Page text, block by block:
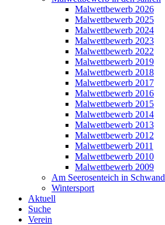
Malwettbewerb 2026
Malwettbewerb 2025
Malwettbewerb 2024
Malwettbewerb 2023
Malwettbewerb 2022
Malwettbewerb 2019
Malwettbewerb 2018
Malwettbewerb 2017
Malwettbewerb 2016
Malwettbewerb 2015
Malwettbewerb 2014
Malwettbewerb 2013
Malwettbewerb 2012
Malwettbewerb 2011
Malwettbewerb 2010
Malwettbewerb 2009
Am Seerosenteich in Schwand
Wintersport
Aktuell
Suche
Verein